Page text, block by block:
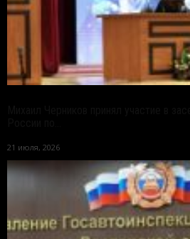
21 июля, 2026